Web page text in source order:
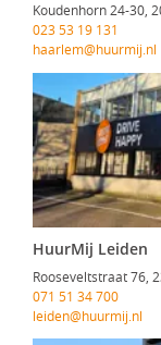
Koudenhorn 24-30,
023 53 19 131
haarlem@huurmij.nl
HuurMij Leiden
Rooseveltstraat 76,
071 51 34 700
leiden@huurmij.nl